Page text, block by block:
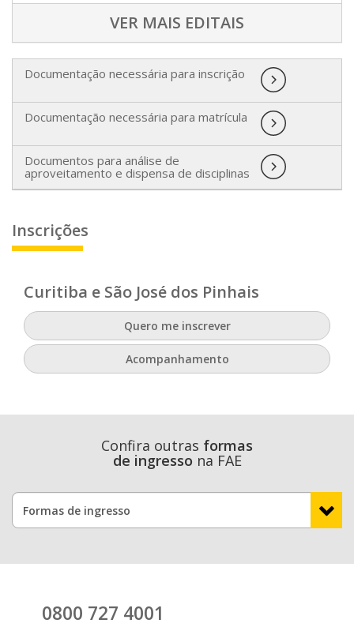
VER MAIS EDITAIS
Documentação necessária para inscrição
Documentação necessária para matrícula
Documentos para análise de
aproveitamento e dispensa de disciplinas
Inscrições
Curitiba e São José dos Pinhais
Quero me inscrever
Acompanhamento
Confira outras formas
de ingresso na FAE
0800 727 4001